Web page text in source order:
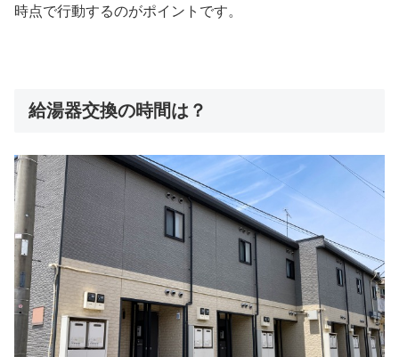
時点で行動するのがポイントです。
給湯器交換の時間は？